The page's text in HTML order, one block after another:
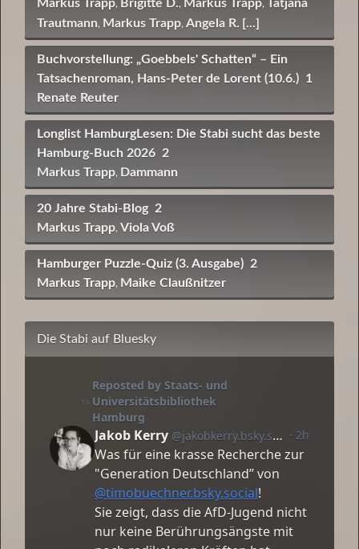
Markus Trapp, Brigitte D., Markus Trapp, Tatjana
Trautmann, Markus Trapp, Angela R. [...]
Buchvorstellung: „Goebbels' Schatten“ – Ein
Tatsachenroman, Hans-Peter de Lorent (10.6.) 1
Renate Reuter
Longlist HamburgLesen: Die Stabi sucht das beste
Hamburg-Buch 2026 2
Markus Trapp, Dammann
20 Jahre Stabi-Blog 2
Markus Trapp, Viola Voß
Hamburger Puzzle-Quiz (3. Ausgabe) 2
Markus Trapp, Maike Claußnitzer
Die Stabi auf Bluesky